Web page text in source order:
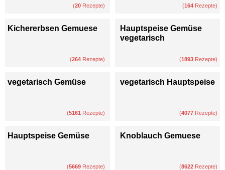
(20 Rezepte) (164 Rezepte)
Kichererbsen Gemuese
(264 Rezepte)
Hauptspeise Gemüse
vegetarisch
(1893 Rezepte)
vegetarisch Gemüse
(5161 Rezepte)
vegetarisch Hauptspeise
(4077 Rezepte)
Hauptspeise Gemüse
(5669 Rezepte)
Knoblauch Gemuese
(8622 Rezepte)